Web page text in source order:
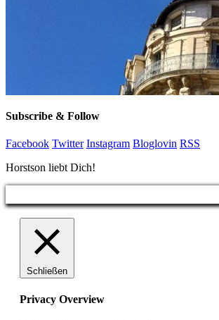
Subscribe & Follow
Facebook Twitter Instagram Bloglovin RSS
Horstson liebt Dich!
Schließen
Privacy Overview